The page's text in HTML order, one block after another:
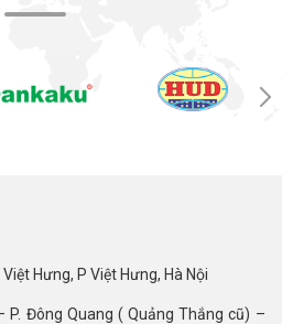
Hưng, P Việt Hưng, Hà Nội
P. Đông Quang ( Quảng Thắng cũ) –